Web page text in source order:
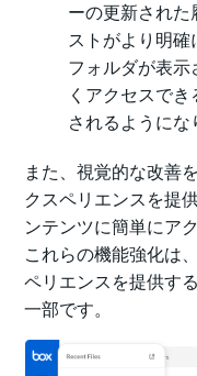
ーの更新された
ストがより明
フォルダが表
くアクセスでき
されるようにな
また、視覚的な改善
クスペリエンスを提
ンテンツに簡単にア
これらの機能強化は
ペリエンスを提供す
一部です。